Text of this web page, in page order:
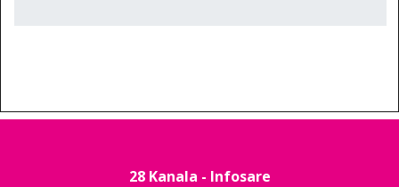
28 Kanala - Infosare